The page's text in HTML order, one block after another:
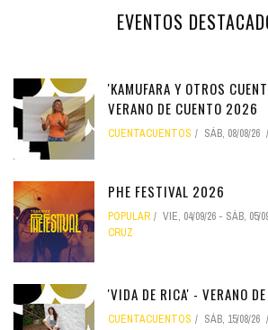
EVENTOS
'KAMUFARA Y OTROS
VERANO DE CUENTO 2026
CUENTACUENTOS SÁB, 08/08/26
PHE FESTIVAL 2026
POPULAR VIE, 04/09/26 - SÁB, 05/
CRUZ
'VIDA DE RICA' - VERANO
CUENTACUENTOS SÁB, 15/08/26